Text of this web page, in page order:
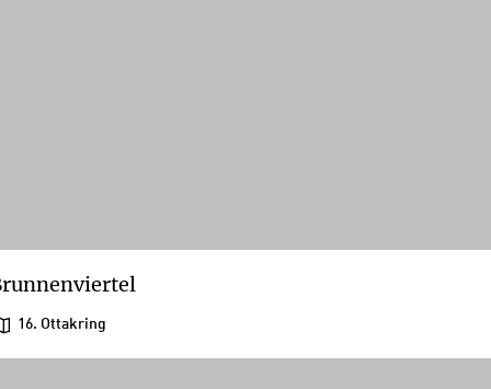
16. Ottakring